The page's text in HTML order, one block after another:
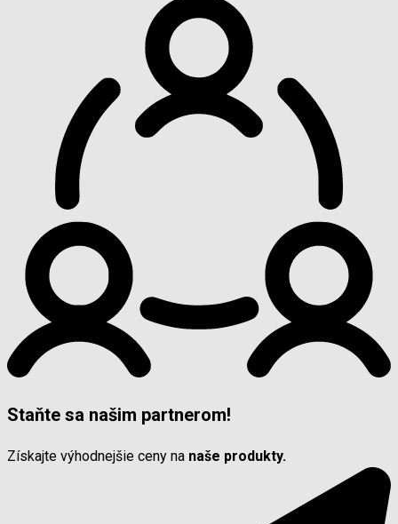
Staňte sa našim partnerom!
Získajte výhodnejšie ceny na naše produkty.